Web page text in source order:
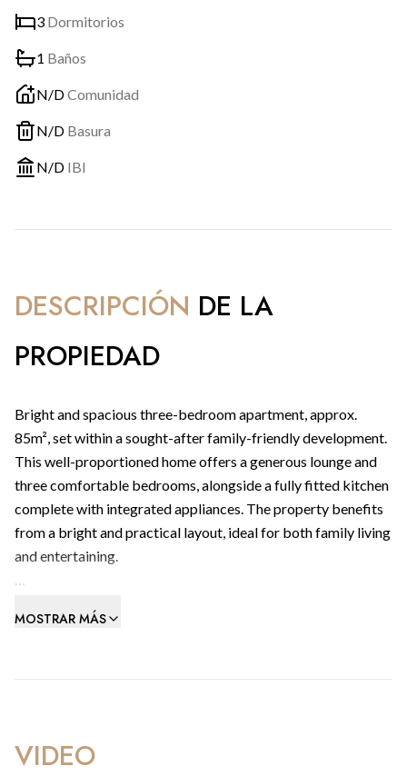
3 Dormitorios
1 Baños
N/DComunidad
N/D Basura
N/D IBI
DESCRIPCIÓN DE LA
PROPIEDAD
Bright and spacious three-bedroom apartment, approx.
85m², set within a sought-after family-friendly development.
This well-proportioned home offers a generous lounge and
three comfortable bedrooms, alongside a fully fitted kitchen
complete with integrated appliances. The property benefits
from a bright and practical layout, ideal for both family living
and entertaining.
playground. A private lock-up garage is also available by
3 years residency is not required.
MOSTRAR MÁS
VIDEO